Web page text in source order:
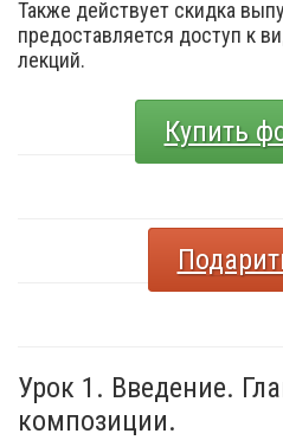
Также действует скидка
предоставляется доступ к
лекций.
Купить
Урок 1. Введение.
композиции.